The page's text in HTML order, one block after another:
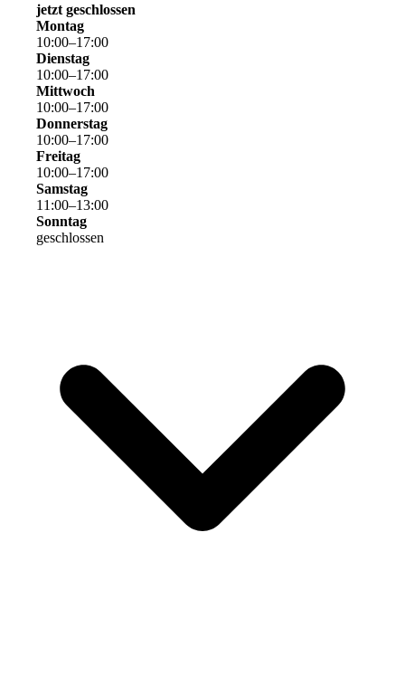
jetzt geschlossen
Montag
10:00–17:00
Dienstag
10:00–17:00
Mittwoch
10:00–17:00
Donnerstag
10:00–17:00
Freitag
10:00–17:00
Samstag
11 :00–13:00
Sonntag
geschlossen